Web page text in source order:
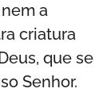
a
criatura
que se
Senhor.